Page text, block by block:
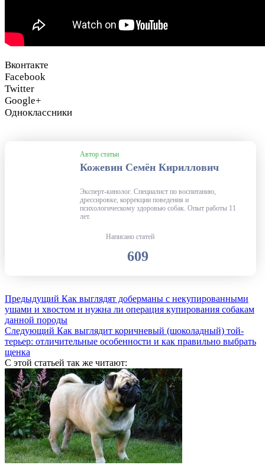
Вконтакте
Facebook
Twitter
Google+
Одноклассники
Автор статьи
Кожевин Семён Кириллович
Эксперт-кинолог. Специалист по воспитанию,
дрессировке, коррекции поведения и
психологическому здоровью собак. Опыт работы 11
лет.
Написано статей
609
Предыдущий Как выглядят доберманы с некупированными
ушами и хвостом и нужна ли операция купирования собакам
данной породы
Следующий Как выглядит коричневый (шоколадный) той-
терьер: отличительные особенности и как правильно выбрать
щенка
С этой статьей так же читают: